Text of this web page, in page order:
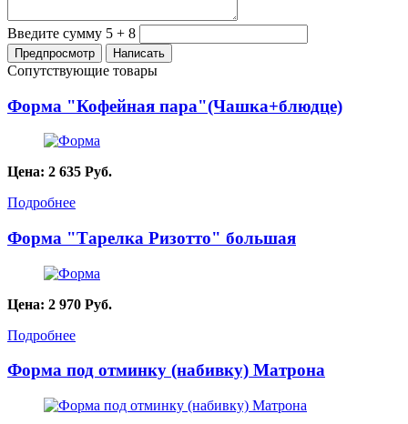
Введите сумму 5 + 8
Сопутствующие товары
Форма "Кофейная пара"(Чашка+блюдце)
Цена: 2 635 Руб.
Подробнее
Форма "Тарелка Ризотто" большая
Цена: 2 970 Руб.
Подробнее
Форма под отминку (набивку) Матрона